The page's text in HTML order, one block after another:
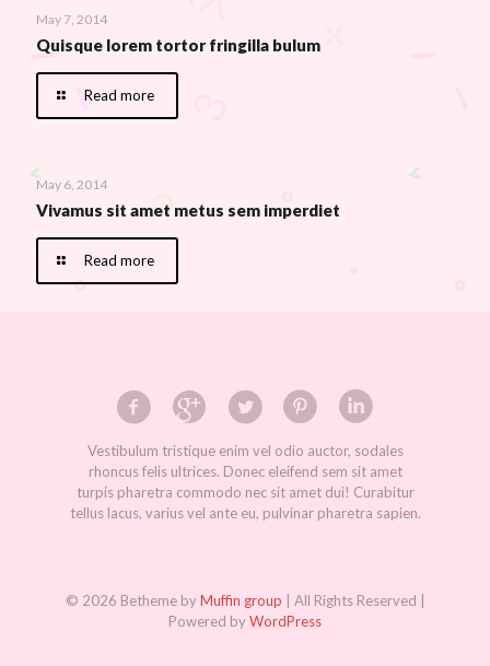
May 7, 2014
Quisque lorem tortor fringilla bulum
Read more
May 6, 2014
Vivamus sit amet metus sem imperdiet
Read more
Vestibulum tristique enim vel odio auctor, sodales
rhoncus felis ultrices. Donec eleifend sem sit amet
turpis pharetra commodo nec sit amet dui! Curabitur
tellus lacus, varius vel ante eu, pulvinar pharetra sapien.
© 2026 Betheme byMuffin group | All Rights Reserved |
Powered byWordPress